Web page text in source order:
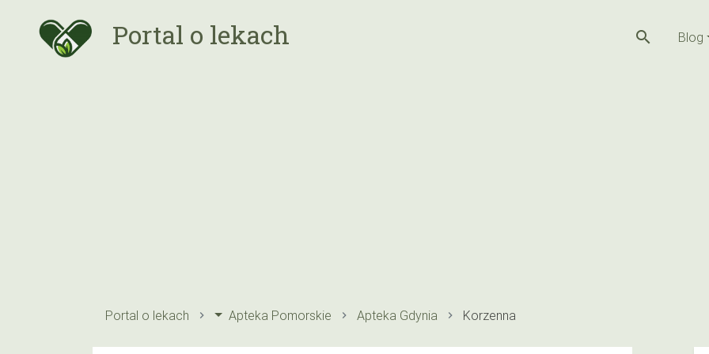
Portal o lekach search Blog
Portal o lekach Apteka Pomorskie Apteka Gdynia Korzenna